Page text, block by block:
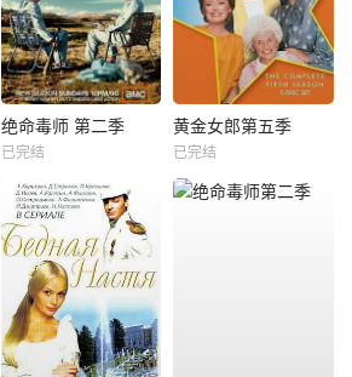
绝命毒师 第二季
已完结
黄金女郎第五季
已完结